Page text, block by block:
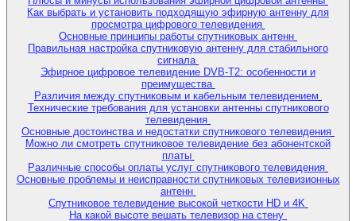
Как выбрать и установить подходящую эфирную антенну для
просмотра цифрового телевидения
Основные принципы работы спутниковых антенн
Правильная настройка спутниковую антенну для стабильного
сигнала
Эфирное цифровое телевидение DVB-T2: особенности и
преимущества
Различия между спутниковым и кабельным телевидением
Технические требования для установки антенны спутникового
телевидения
Основные достоинства и недостатки спутникового телевидения
Можно ли смотреть спутниковое телевидение без абонентской
платы
Различные способы оплаты услуг спутникового телевидения
Основные проблемы и неисправности спутниковых телевизионных
антенн
Спутниковое телевидение высокой четкости HD и 4K
На какой высоте вешать телевизор на стену